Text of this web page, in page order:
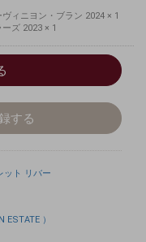
ィニヨン・ブラン 2024 × 1
ズ 2023 × 1
する
ット
リバー
）